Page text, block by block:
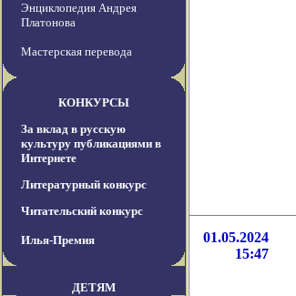
Энциклопедия Андрея
Платонова
Мастерская перевода
КОНКУРСЫ
За вклад в русскую
культуру публикациями в
Интернете
Литературный конкурс
Читательский конкурс
Илья-Премия
ДЕТЯМ
01.05.2024
15:47